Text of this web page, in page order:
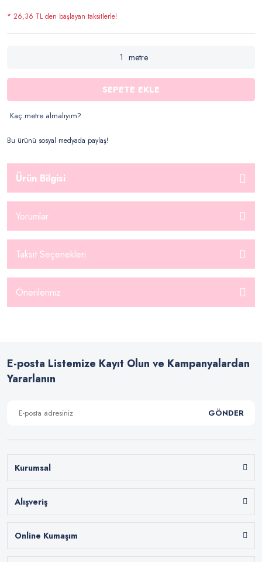
* 26,36 TL den başlayan taksitlerle!
metre
SEPETE EKLE
Kaç metre almalıyım?
Bu ürünü sosyal medyada paylaş!
Ürün Bilgisi
Yorumlar
Taksit Seçenekleri
Önerileriniz
E-posta Listemize Kayıt Olun ve Kampanyalardan
Yararlanın
GÖNDER
Kurumsal
Alışveriş
Online Kumaşım